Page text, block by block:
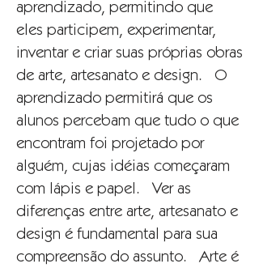
aprendizado, permitindo que
eles participem, experimentar,
inventar e criar suas próprias obras
de arte, artesanato e design. O
aprendizado permitirá que os
alunos percebam que tudo o que
encontram foi projetado por
alguém, cujas idéias começaram
com lápis e papel. Ver as
diferenças entre arte, artesanato e
design é fundamental para sua
compreensão do assunto. Arte é